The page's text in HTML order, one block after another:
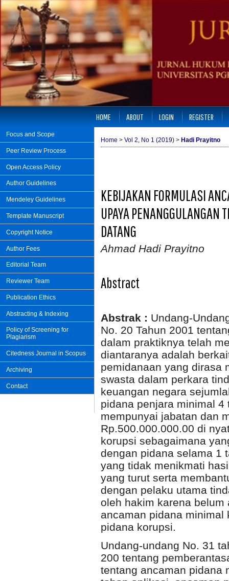
Focus and Scope
Peer Review Process
Open Access Policy
Author Guidelines
Mendeley Guidelines
Template Manuscript
Copyright Notice
Author Fees
Editorial Team
Reviewer Team
Publication Ethics
Abstracting & Indexing
Policy of Screening for
Plagiarism
Citedness Journal in Scopus
Archiving
Contact
HOME ABOUT LOGIN REGISTER
Home > Vol 2, No 1 (2019) > Hadi Prayitno
KEBIJAKAN FORMULASI
UPAYA PENANGGULANGAN
DATANG
Ahmad Hadi Prayitno
Abstract
Abstrak : Undang-
No. 20 Tahun 2001
dalam praktiknya telah
diantaranya adalah
pemidanaan yang dirasa
swasta dalam perkara
keuangan negara
pidana penjara minimal
mempunyai jabatan dan
Rp.500.000.000.00 di
korupsi sebagaimana
dengan pidana selama 1
yang tidak menikmati
yang turut serta
dengan pelaku utama
oleh hakim karena
ancaman pidana minimal
pidana korupsi.
Undang-undang No. 31
200 tentang
tentang ancaman pidana